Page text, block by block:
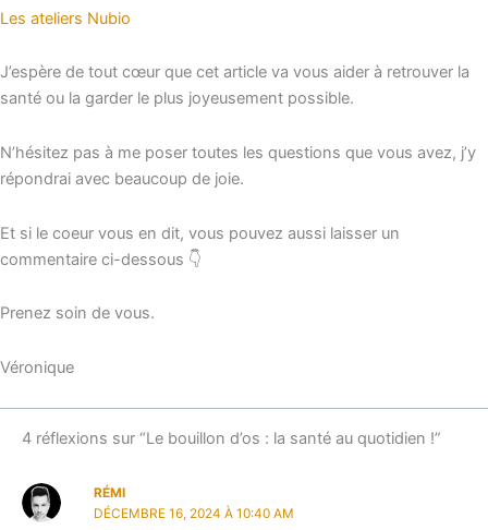
Les ateliers Nubio
J’espère de tout cœur que cet article va vous aider à retrouver la
santé ou la garder le plus joyeusement possible.
N’hésitez pas à me poser toutes les questions que vous avez, j’y
répondrai avec beaucoup de joie.
Et si le coeur vous en dit, vous pouvez aussi laisser un
commentaire ci-dessous 👇
Prenez soin de vous.
Véronique
4 réflexions sur “Le bouillon d’os : la santé au quotidien !”
RÉMI
DÉCEMBRE 16, 2024 À 10:40 AM